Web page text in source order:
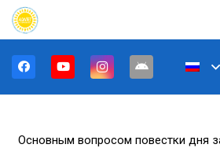
Основным вопросом повестки дня